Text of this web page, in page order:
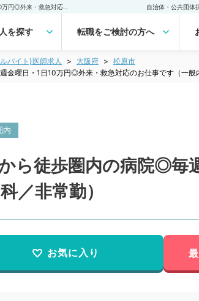
自治体・公共団体
を探す 転職をご検討の方へ
バイト)医師求人 大阪府
松原市
金曜日・1日10万円◎外来・救急対応のお仕事です（一般
内
から徒歩圏内の病院◎
／非常勤）
お気に入り